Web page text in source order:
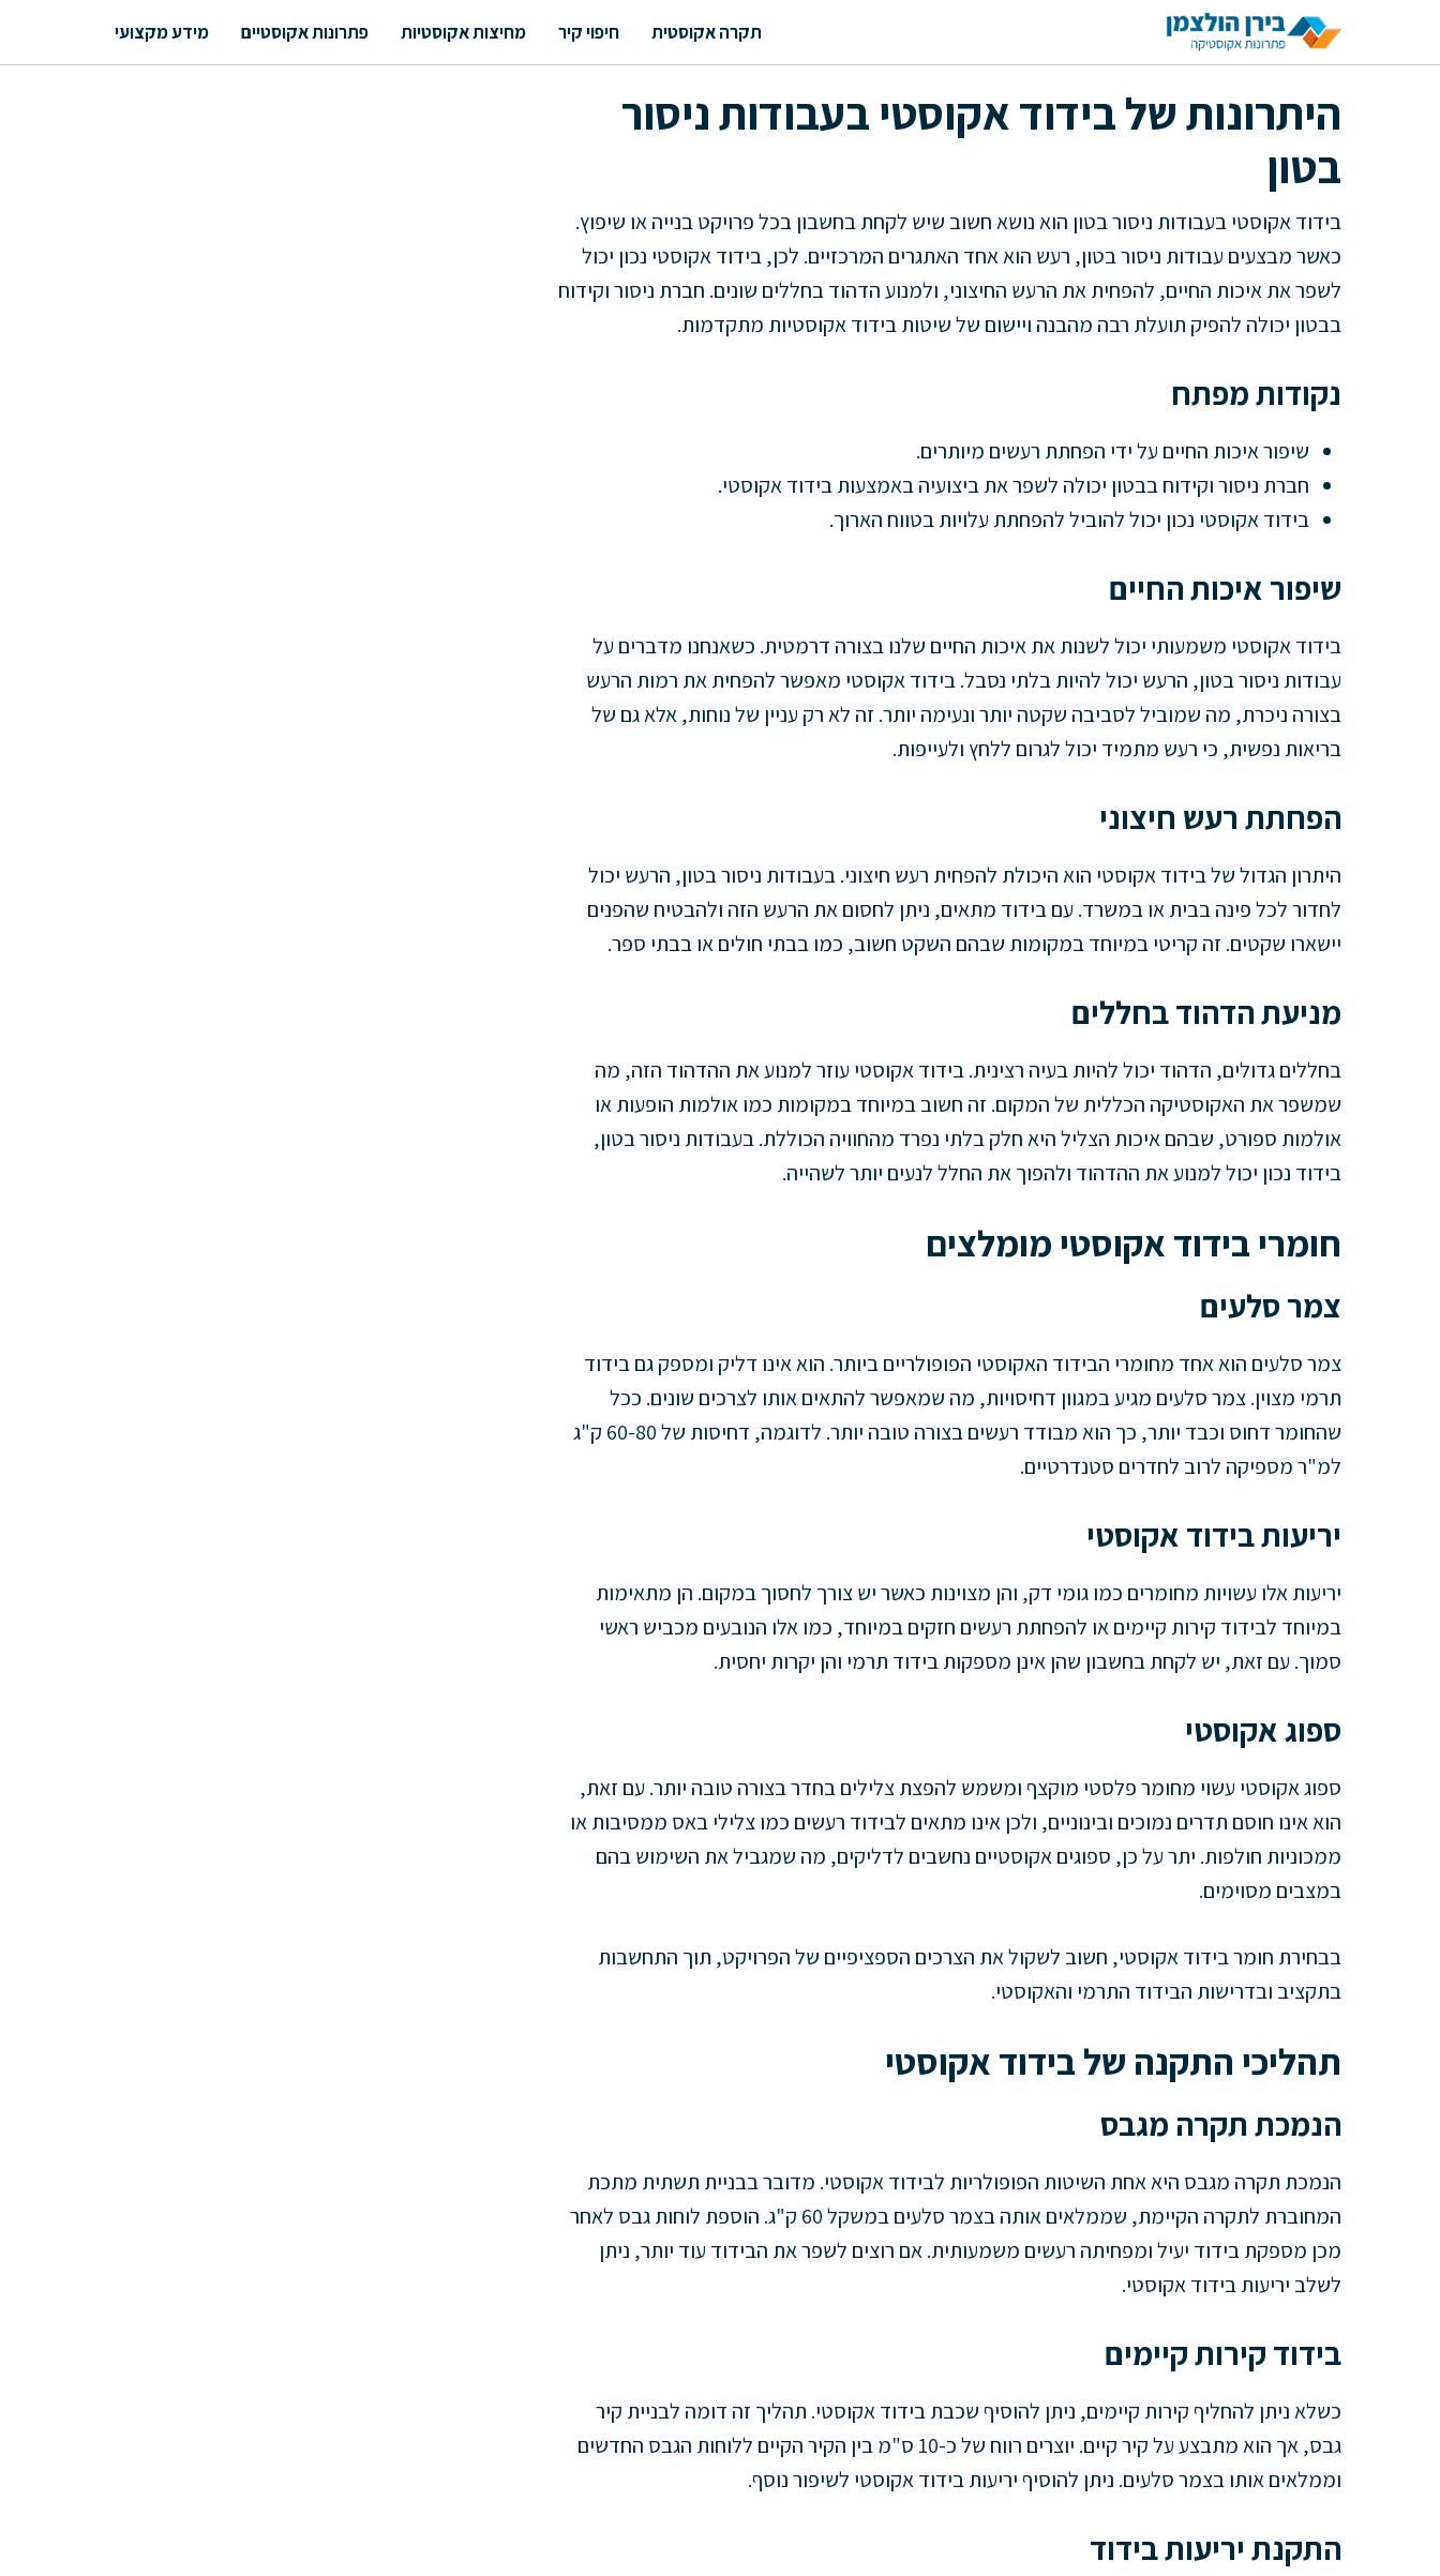
תקרה אקוסטית חיפוי קיר מחיצות אקוסטיות פתרונות אקוסטיים מידע מקצועי
היתרונות של בידוד אקוסטי בעבודות ניסור
בטון
בידוד אקוסטי בעבודות ניסור בטון הוא נושא חשוב שיש לקחת בחשבון בכל פרויקט בנייה או שיפוץ.
כאשר מבצעים עבודות ניסור בטון, רעש הוא אחד האתגרים המרכזיים. לכן, בידוד אקוסטי נכון יכול
לשפר את איכות החיים, להפחית את הרעש החיצוני, ולמנוע הדהוד בחללים שונים. חברת ניסור וקידוח
בבטון יכולה להפיק תועלת רבה מהבנה ויישום של שיטות בידוד אקוסטיות מתקדמות.
נקודות מפתח
שיפור איכות החיים על ידי הפחתת רעשים מיותרים.
חברת ניסור וקידוח בבטון יכולה לשפר את ביצועיה באמצעות בידוד אקוסטי.
בידוד אקוסטי נכון יכול להוביל להפחתת עלויות בטווח הארוך.
שיפור איכות החיים
בידוד אקוסטי משמעותי יכול לשנות את איכות החיים שלנו בצורה דרמטית. כשאנחנו מדברים על
עבודות ניסור בטון, הרעש יכול להיות בלתי נסבל. בידוד אקוסטי מאפשר להפחית את רמות הרעש
בצורה ניכרת, מה שמוביל לסביבה שקטה יותר ונעימה יותר. זה לא רק עניין של נוחות, אלא גם של
בריאות נפשית, כי רעש מתמיד יכול לגרום ללחץ ולעייפות.
הפחתת רעש חיצוני
היתרון הגדול של בידוד אקוסטי הוא היכולת להפחית רעש חיצוני. בעבודות ניסור בטון, הרעש יכול
לחדור לכל פינה בבית או במשרד. עם בידוד מתאים, ניתן לחסום את הרעש הזה ולהבטיח שהפנים
יישארו שקטים. זה קריטי במיוחד במקומות שבהם השקט חשוב, כמו בבתי חולים או בבתי ספר.
מניעת הדהוד בחללים
בחללים גדולים, הדהוד יכול להיות בעיה רצינית. בידוד אקוסטי עוזר למנוע את ההדהוד הזה, מה
שמשפר את האקוסטיקה הכללית של המקום. זה חשוב במיוחד במקומות כמו אולמות הופעות או
אולמות ספורט, שבהם איכות הצליל היא חלק בלתי נפרד מהחוויה הכוללת. בעבודות ניסור בטון,
בידוד נכון יכול למנוע את ההדהוד ולהפוך את החלל לנעים יותר לשהייה.
חומרי בידוד אקוסטי מומלצים
צמר סלעים
צמר סלעים הוא אחד מחומרי הבידוד האקוסטי הפופולריים ביותר. הוא אינו דליק ומספק גם בידוד
תרמי מצוין. צמר סלעים מגיע במגוון דחיסויות, מה שמאפשר להתאים אותו לצרכים שונים. ככל
שהחומר דחוס וכבד יותר, כך הוא מבודד רעשים בצורה טובה יותר. לדוגמה, דחיסות של 60-80 ק"ג
למ"ר מספיקה לרוב לחדרים סטנדרטיים.
יריעות בידוד אקוסטי
יריעות אלו עשויות מחומרים כמו גומי דק, והן מצוינות כאשר יש צורך לחסוך במקום. הן מתאימות
במיוחד לבידוד קירות קיימים או להפחתת רעשים חזקים במיוחד, כמו אלו הנובעים מכביש ראשי
סמוך. עם זאת, יש לקחת בחשבון שהן אינן מספקות בידוד תרמי והן יקרות יחסית.
ספוג אקוסטי
ספוג אקוסטי עשוי מחומר פלסטי מוקצף ומשמש להפצת צלילים בחדר בצורה טובה יותר. עם זאת,
הוא אינו חוסם תדרים נמוכים ובינוניים, ולכן אינו מתאים לבידוד רעשים כמו צלילי באס ממסיבות או
ממכוניות חולפות. יתר על כן, ספוגים אקוסטיים נחשבים לדליקים, מה שמגביל את השימוש בהם
במצבים מסוימים.
בבחירת חומר בידוד אקוסטי, חשוב לשקול את הצרכים הספציפיים של הפרויקט, תוך התחשבות
בתקציב ובדרישות הבידוד התרמי והאקוסטי.
תהליכי התקנה של בידוד אקוסטי
הנמכת תקרה מגבס
הנמכת תקרה מגבס היא אחת השיטות הפופולריות לבידוד אקוסטי. מדובר בבניית תשתית מתכת
המחוברת לתקרה הקיימת, שממלאים אותה בצמר סלעים במשקל 60 ק"ג. הוספת לוחות גבס לאחר
מכן מספקת בידוד יעיל ומפחיתה רעשים משמעותית. אם רוצים לשפר את הבידוד עוד יותר, ניתן
לשלב יריעות בידוד אקוסטי.
בידוד קירות קיימים
כשלא ניתן להחליף קירות קיימים, ניתן להוסיף שכבת בידוד אקוסטי. תהליך זה דומה לבניית קיר
גבס, אך הוא מתבצע על קיר קיים. יוצרים רווח של כ-10 ס"מ בין הקיר הקיים ללוחות הגבס החדשים
וממלאים אותו בצמר סלעים. ניתן להוסיף יריעות בידוד אקוסטי לשיפור נוסף.
התקנת יריעות בידוד